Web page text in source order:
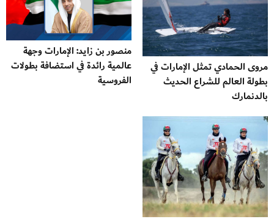
مروى الحمادي تمثل الإمارات في
بطولة العالم للشراع الحديث
بالدنمارك
منصور بن زايد: الإمارات وجهة
عالمية رائدة في استضافة بطولات
الفروسية